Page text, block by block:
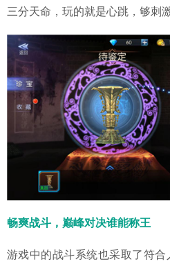
三分天命，玩的就是心跳，够刺
畅爽战斗，巅峰对决谁能称王
游戏中的战斗系统也采取了符